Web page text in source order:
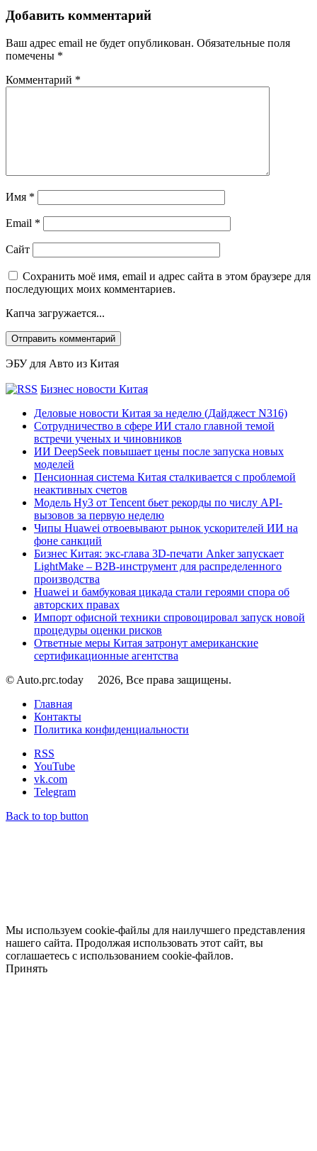
Добавить комментарий
Ваш адрес email не будет опубликован. Обязательные поля
помечены *
Комментарий *
Имя *
Email *
Сайт
Сохранить моё имя, email и адрес сайта в этом браузере для
последующих моих комментариев.
Капча загружается...
ЭБУ для Авто из Китая
Бизнес новости Китая
Деловые новости Китая за неделю (Дайджест N316)
Сотрудничество в сфере ИИ стало главной темой
встречи ученых и чиновников
ИИ DeepSeek повышает цены после запуска новых
моделей
Пенсионная система Китая сталкивается с проблемой
неактивных счетов
Модель Hy3 от Tencent бьет рекорды по числу API-
вызовов за первую неделю
Чипы Huawei отвоевывают рынок ускорителей ИИ на
фоне санкций
Бизнес Китая: экс-глава 3D-печати Anker запускает
LightMake – B2B-инструмент для распределенного
производства
Huawei и бамбуковая цикада стали героями спора об
авторских правах
Импорт офисной техники спровоцировал запуск новой
процедуры оценки рисков
Ответные меры Китая затронут американские
сертификационные агентства
© Auto.prc.today
2026, Все права защищены.
Главная
Контакты
Политика конфиденциальности
RSS
YouTube
vk.com
Telegram
Back to top button
Мы используем cookie-файлы для наилучшего представления
нашего сайта. Продолжая использовать этот сайт, вы
соглашаетесь с использованием cookie-файлов.
Принять